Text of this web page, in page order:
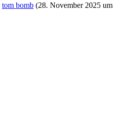
tom bomb (28. November 2025 um